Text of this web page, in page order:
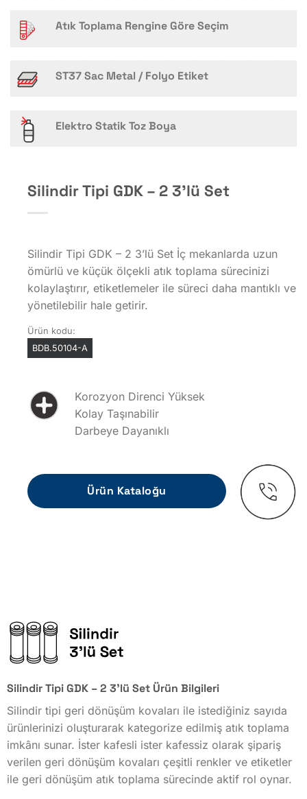
Atık Toplama Rengine Göre Seçim
ST37 Sac Metal / Folyo Etiket
Elektro Statik Toz Boya
Silindir Tipi GDK – 2 3’lü Set
Silindir Tipi GDK – 2 3’lü Set İç mekanlarda uzun
ömürlü ve küçük ölçekli atık toplama sürecinizi
kolaylaştırır, etiketlemeler ile süreci daha mantıklı ve
yönetilebilir hale getirir.
Ürün kodu:
BDB.50104-A
Korozyon Direnci Yüksek
Kolay Taşınabilir
Darbeye Dayanıklı
Ürün Kataloğu
Silindir Tipi GDK – 2 3’lü Set Ürün Bilgileri
Silindir tipi geri dönüşüm kovaları ile istediğiniz sayıda
ürünlerinizi oluşturarak kategorize edilmiş atık toplama
imkânı sunar. İster kafesli ister kafessiz olarak şipariş
verilen geri dönüşüm kovaları çeşitli renkler ve etiketler
ile geri dönüşüm atık toplama sürecinde aktif rol oynar.